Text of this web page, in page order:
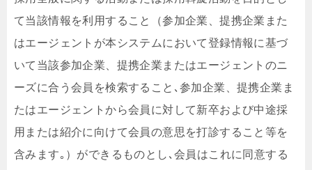
て当該情報を利用すること（参加企業、提携企業また
はエージェントが本システムにおいて登録情報に基づ
いて当該参加企業、提携企業またはエージェントのニ
ーズに合う会員を検索すること､参加企業、提携企業ま
たはエージェントから会員に対して新卒および中途採
用または紹介に向けて会員の意思を打診すること等を
含みます｡）ができるものとし､会員はこれに同意する